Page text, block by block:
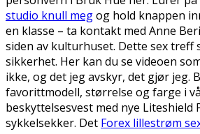
studio knull megog hold knappen
en klasse – ta kontakt med Anne
siden av kulturhuset. Dette sex
sikkerhet. Her kan du se videoen
ikke, og det jeg avskyr, det gjør jeg.
favorittmodell, størrelse og farge i
beskyttelsesvest med nye
sykkelsekker. Det Forex lillestrøm